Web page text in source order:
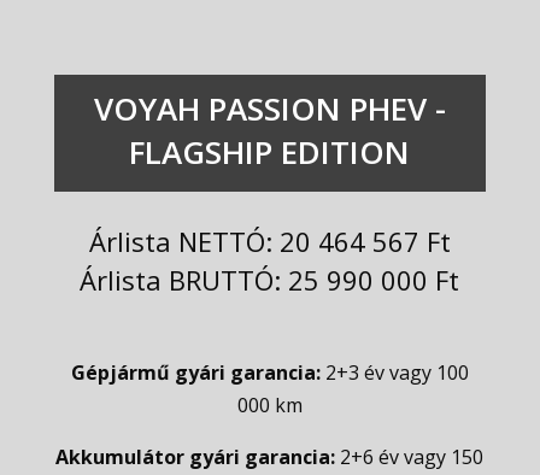
VOYAH PASSION PHEV -
FLAGSHIP EDITION
Árlista NETTÓ: 20 464 567 Ft
Árlista BRUTTÓ: 25 990 000 Ft
Gépjármű gyári garancia:2+3 év vagy 100
000 km
Akkumulátor gyári garancia: 2+6 év vagy 150